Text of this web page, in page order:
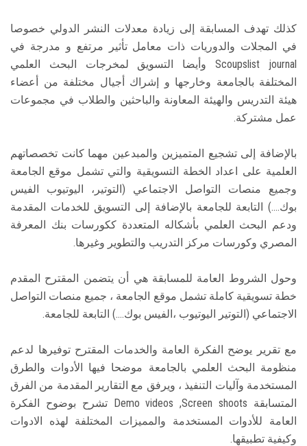
كذلك تهدف المسابقة إلى زيادة معدلات النشر الدولي خصوصا
في المجلات والدوريات ذات معامل تأثير مرتفع و مدرجة في
Scoupslist journal وأيضا التسويق لمخرجات البحث العلمي
المختلفة بالجامعة وخارجها و إشراك أجيال مختلفة من أعضاء
هيئة التدريس والهيئة المعاونة والباحثين والطلاب في مجموعات
عمل مشتركة.
بالإضافة إلى تشجيع المتميزين والمبدعين مهما كانت تخصصاتهم
العلمية على اعداد الخطة التسويقية والتي تشمل موقع الجامعة
وجميع منصات التواصل الاجتماعي (التوتير، اليوتيوب الفيس
بوك....) التابعة للجامعة بالإضافة إلى التسويق للخدمات المقدمة
ودعم البحث العلمي بأشكاله المتعددة ككورسات بنك المعرفة
المصري وكورسات مركز التدريب والتطوير وغيرها.
وحول الشروط العامة للمسابقة هي أن يتضمن المقترح المقدم
خطة تسويقية كاملة تشمل موقع الجامعة ، جميع منصات التواصل
الاجتماعي (التوتير اليوتيوب ،الفيس بوك....) التابعة للجامعة.
مع تقرير يوضح الفكرة العامة والخدمات المقترح توفيرها لدعم
منظومة البحث العلمي بالجامعة موضحا فيها الأدوات والطرق
المستخدمة وآليات التنفيذ ، ويرفق مع التقارير المقدمة من الفرق
المتسابقة Demo videos ,Screen shoots تشرح بوضوح الفكرة
العامة للأدوات المستخدمة والمميزات المختلفة لهذه الادوات
وكيفية تطبيقها.